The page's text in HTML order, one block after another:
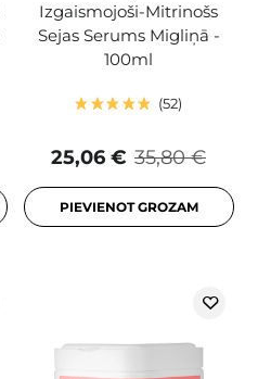
Izgaismojoši-Mitrinošs
Sejas Serums Migliņā -
100ml
52
35,80 €
25,06 €
PIEVIENOT GROZAM